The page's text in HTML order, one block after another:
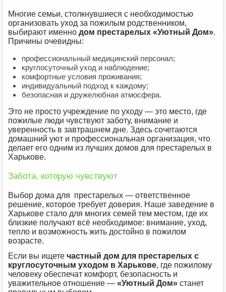
Многие семьи, столкнувшиеся с необходимостью
организовать уход за пожилым родственником,
выбирают именнодом престарелых «Уютный Дом».
Причины очевидны:
профессиональный медицинский персонал;
круглосуточный уход и наблюдение;
комфортные условия проживания;
индивидуальный подход к каждому;
безопасная и дружелюбная атмосфера.
Это не просто учреждение по уходу — это место, где
пожилые люди чувствуют заботу, внимание и
уверенность в завтрашнем дне. Здесь сочетаются
домашний уют и профессиональная организация, что
делает его одним из лучших домов для престарелых в
Харькове.
Забота, которую чувствуют
Выбор дома для престарелых — ответственное
решение, которое требует доверия. Наше заведение в
Харькове стало для многих семей тем местом, где их
близкие получают всё необходимое: внимание, уход,
тепло и возможность жить достойно в пожилом
возрасте.
Если вы ищетечастный дом для престарелых с
круглосуточным уходом в Харькове, где пожилому
человеку обеспечат комфорт, безопасность и
уважительное отношение —«Уютный Дом» станет